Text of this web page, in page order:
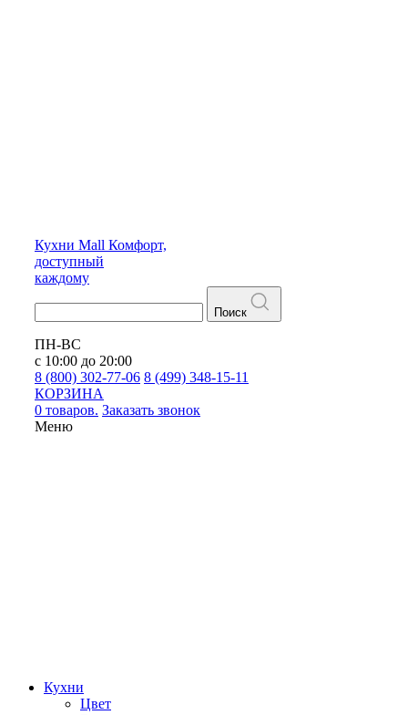
Кухни Mall Комфорт,
доступный
каждому
Поиск
ПН-ВС
с 10:00 до 20:00
8 (800) 302-77-06 8 (499) 348-15-11
КОРЗИНА
0 товаров. Заказать звонок
Меню
Кухни
Цвет